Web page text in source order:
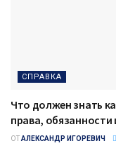
СПРАВКА
Что должен знать
права, обязанности
ОТАЛЕКСАНДР ИГОРЕВИЧ